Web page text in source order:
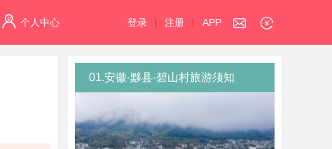
个人中心 登录 注册 APP
01.安徽-黟县-碧山村旅游须知